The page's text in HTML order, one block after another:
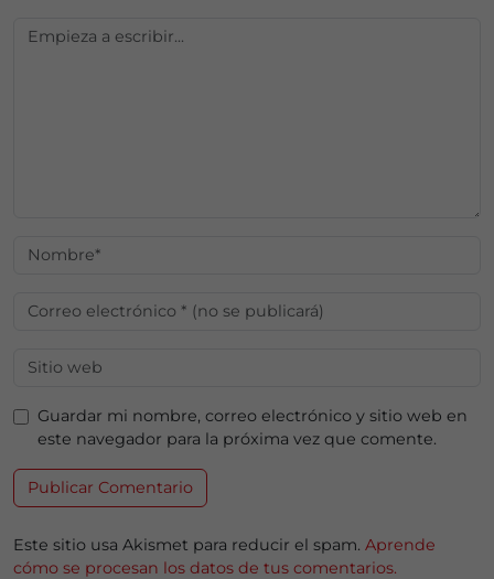
Guardar mi nombre, correo electrónico y sitio web en
este navegador para la próxima vez que comente.
Este sitio usa Akismet para reducir el spam. Aprende
cómo se procesan los datos de tus comentarios.